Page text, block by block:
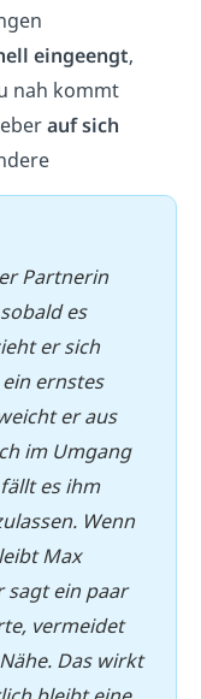
eingeengt,
nah kommt
auf sich
Partnerin
es
er sich
ernstes
er aus
im Umgang
es ihm
Wenn
Max
sagt ein paar
vermeidet
Das wirkt